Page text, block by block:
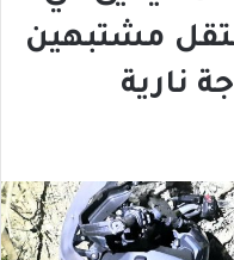
مشتبهين
نارية